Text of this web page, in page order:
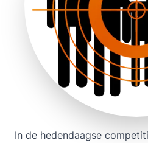
In de hedendaagse